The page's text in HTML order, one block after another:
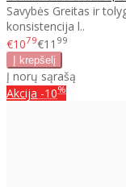
Savybės Greitas ir
konsistencija l..
€1079€11 99
Į norų sąrašą
Akcija -10%